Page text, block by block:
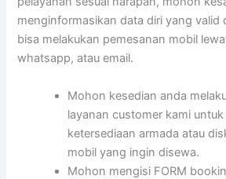
menginformasikan data diri yang valid
bisa melakukan pemesanan mobil
whatsapp, atau email.
Mohon kesedian anda
layanan customer kami
ketersediaan armada atau
mobil yang ingin disewa.
Mohon mengisi FORM